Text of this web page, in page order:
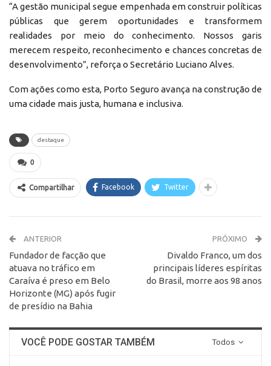
“A gestão municipal segue empenhada em construir políticas
públicas que gerem oportunidades e transformem
realidades por meio do conhecimento. Nossos garis
merecem respeito, reconhecimento e chances concretas de
desenvolvimento”, reforça o Secretário Luciano Alves.
Com ações como esta, Porto Seguro avança na construção de
uma cidade mais justa, humana e inclusiva.
destaque
0
Compartilhar Facebook Twitter
ANTERIOR
Fundador de facção que
atuava no tráfico em
Caraíva é preso em Belo
Horizonte (MG) após fugir
de presídio na Bahia
PRÓXIMO
Divaldo Franco, um dos
principais líderes espíritas
do Brasil, morre aos 98 anos
Todos
VOCÊ PODE GOSTAR TAMBÉM